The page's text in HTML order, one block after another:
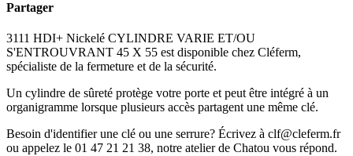
Partager
3111 HDI+ Nickelé CYLINDRE VARIE ET/OU
S'ENTROUVRANT 45 X 55 est disponible chez Cléferm,
spécialiste de la fermeture et de la sécurité.
Un cylindre de sûreté protège votre porte et peut être intégré à un
organigramme lorsque plusieurs accès partagent une même clé.
Besoin d'identifier une clé ou une serrure? Écrivez à clf@cleferm.fr
ou appelez le 01 47 21 21 38, notre atelier de Chatou vous répond.